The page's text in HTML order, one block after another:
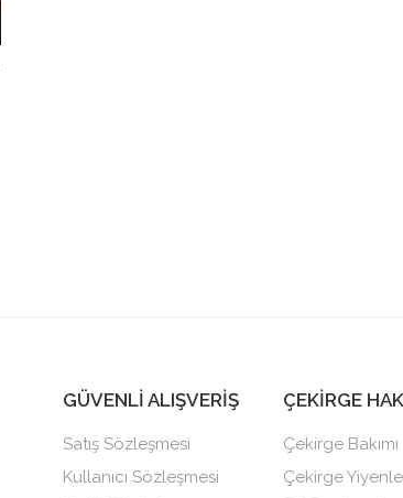
GÜVENLİ ALIŞVERİŞ
Satış Sözleşmesi
Kullanıcı Sözleşmesi
ÇEKİRGE
Çekirge Bakımı
Çekirge